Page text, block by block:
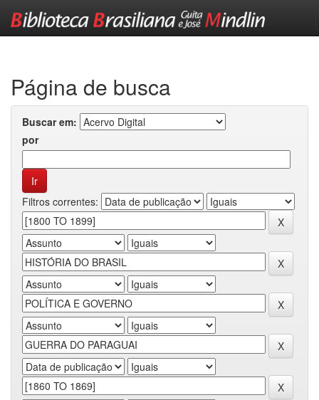
Página de busca
Buscar em:
por
Filtros correntes: